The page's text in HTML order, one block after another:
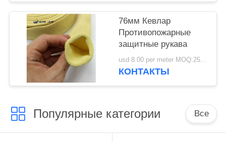
76мм Кевлар
Противопожарные
защитные рукава
usd 8.00 per meter MOQ:25 метров.
КОНТАКТЫ
Популярные категории Все